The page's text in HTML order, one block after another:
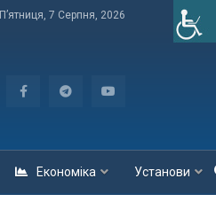
П’ятниця, 7 Серпня, 2026
Економіка Установи